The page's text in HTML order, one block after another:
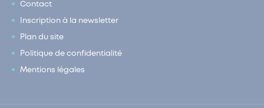
Contact
Inscription à la newsletter
Plan du site
Politique de confidentialité
Mentions légales